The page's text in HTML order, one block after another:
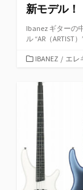
新モデル！
Ibanez ギターの
ル “AR（ARTIST
カ
ゴ
リ
ー
IBANEZ / エレ